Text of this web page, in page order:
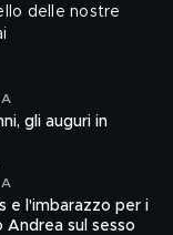
delle nostre
gli auguri in
e l'imbarazzo per i
sul sesso